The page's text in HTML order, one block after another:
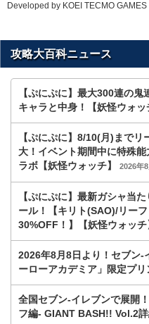
Developed by KOEI TECMO GAMES
攻略大百科ニュース
【ぷにぷに】最大300連の
キャラと中身！【妖怪ウォッ
【ぷにぷに】8/10(月)まで
大！イベント期間中に特殊
ラボ【妖怪ウォッチ】
2026年
【ぷにぷに】最新ガシャ当
ール！【キリト(SAO)/リー
30%OFF！】【妖怪ウォッチ
2026年8月8日より！セブン‐
ーローアカデミア」限定プリ
全国セブン‐イレブンで展開
フ編- GIANT BASH!! Vol.2